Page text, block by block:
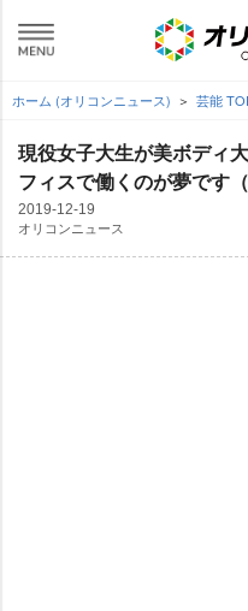
ホーム (オリコンニュース) 芸能
現役女子大生が美ボディ
フィスで働くのが夢です（
2019-12-19
オリコンニュース